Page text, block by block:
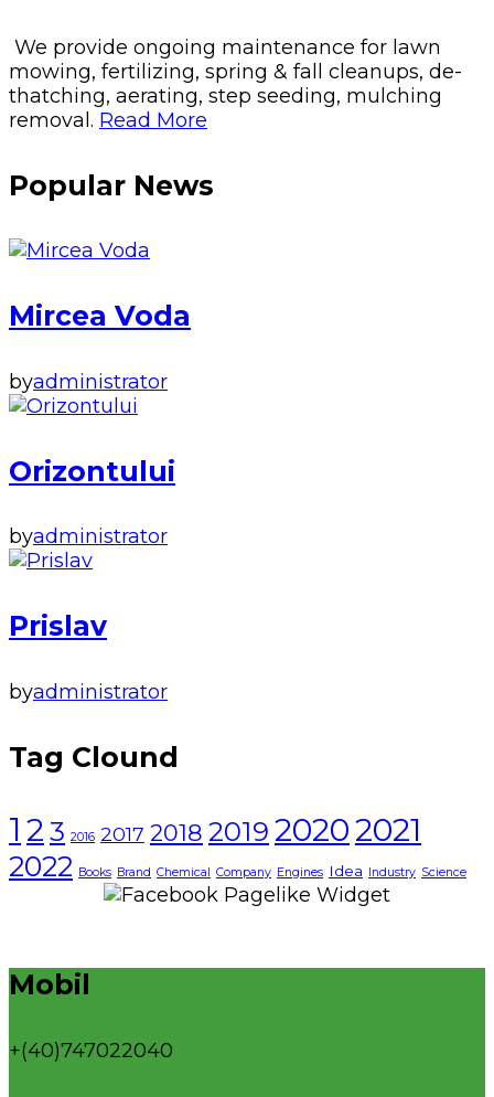
We provide ongoing maintenance for lawn
mowing, fertilizing, spring & fall cleanups, de-
thatching, aerating, step seeding, mulching
removal. Read More
Popular News
Mircea Voda
byadministrator
Orizontului
byadministrator
Prislav
byadministrator
Tag Clound
1 2 3 2016 2017 2018 2019 20202021
2022 Books Brand Chemical Company Engines Idea Industry Science
Mobil
+(40)747022040